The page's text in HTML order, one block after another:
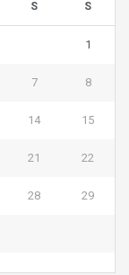
S S
1
7 8
14 15
21 22
28 29